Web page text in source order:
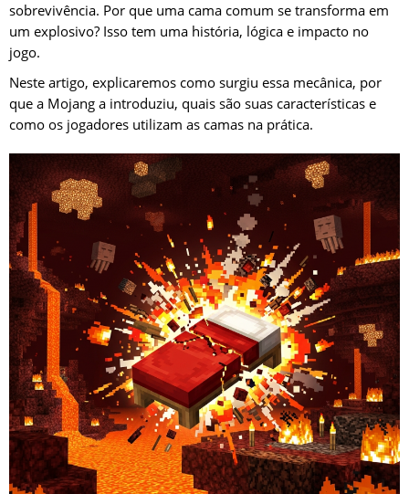
sobrevivência. Por que uma cama comum se transforma em
um explosivo? Isso tem uma história, lógica e impacto no
jogo.
Neste artigo, explicaremos como surgiu essa mecânica, por
que a Mojang a introduziu, quais são suas características e
como os jogadores utilizam as camas na prática.